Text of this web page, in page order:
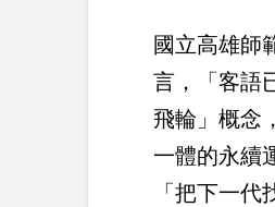
國立高雄師
言，「客語
飛輪」概念
一體的永續
「把下一